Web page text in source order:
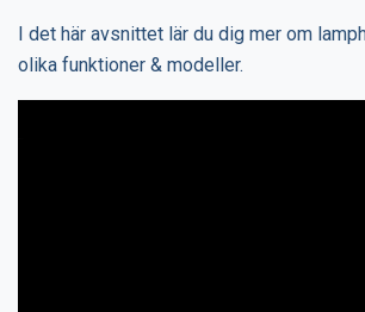
I det här avsnittet lär du dig mer om
olika funktioner & modeller.